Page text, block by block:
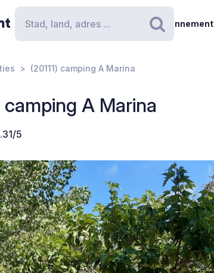
Zoeken
Abonnement
(20111) camping A Marina
camping A Marina
5